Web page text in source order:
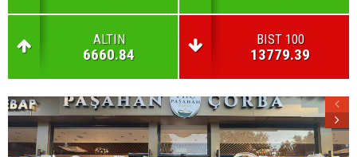
ALTIN
6660.84
BIST 100
13779.39